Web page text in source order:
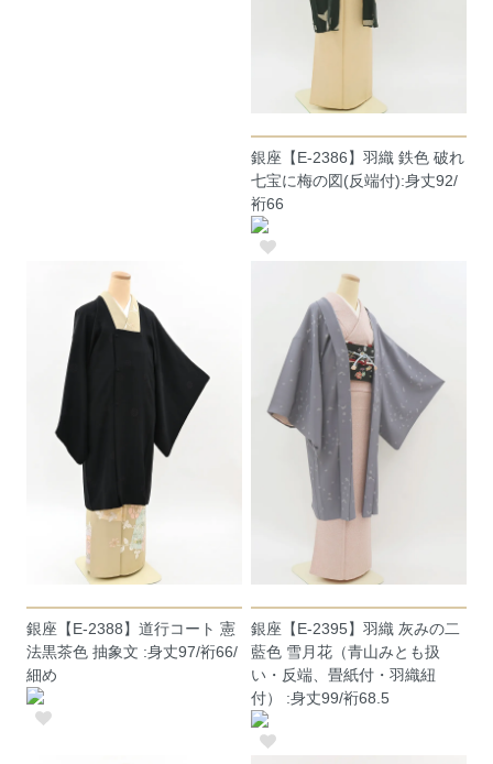
銀座【E-2386】羽織 鉄色 破れ
七宝に梅の図(反端付):身丈92/
裄66
銀座【E-2388】道行コート 憲
法黒茶色 抽象文 :身丈97/裄66/
細め
銀座【E-2395】羽織 灰みの二
藍色 雪月花（青山みとも扱
い・反端、畳紙付・羽織紐
付） :身丈99/裄68.5